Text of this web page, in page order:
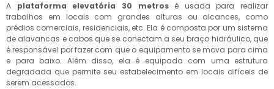
A plataforma elevatória 30 metrosé usada para realizar
trabalhos em locais com grandes alturas ou alcances, como
prédios comerciais, residenciais, etc. Ela é composta por um sistema
de alavancas e cabos que se conectam a seu braço hidráulico, que
é responsável por fazer com que o equipamento se mova para cima
e para baixo. Além disso, ela é equipada com uma estrutura
degradada que permite seu estabelecimento em locais difíceis de
serem acessados.